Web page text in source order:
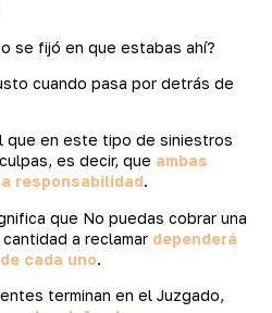
se fijó en que estabas ahí?
cuando pasa por detrás de
que en este tipo de siniestros
es decir, que ambas
responsabilidad.
que No puedas cobrar una
a reclamar dependerá
cada uno.
terminan en el Juzgado,